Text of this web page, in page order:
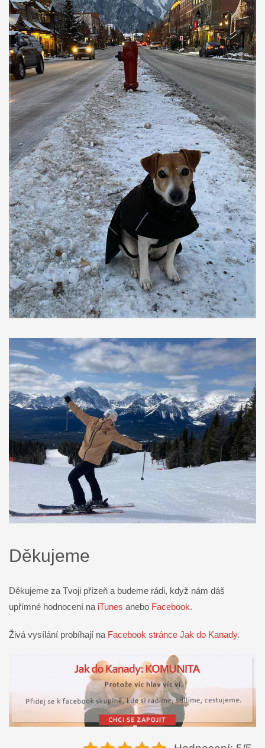
Děkujeme
Děkujeme za Tvoji přízeň a budeme rádi, když nám dáš
upřímné hodnocení na iTunes anebo Facebook.
Živá vysílání probíhají na Facebook stránce Jak do Kanady.